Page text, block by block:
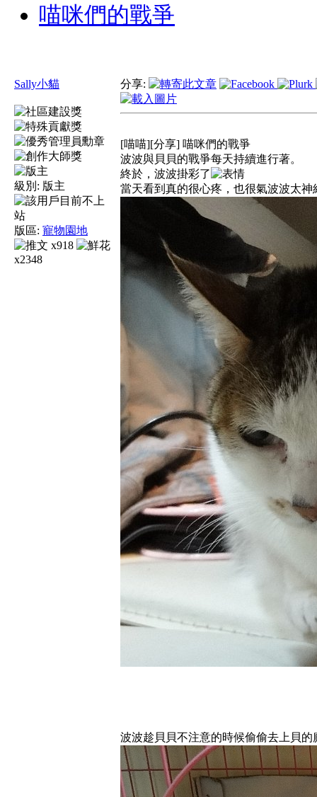
喵咪們的戰爭
Sally小貓
級別: 版主
版區: 寵物園地
x918
x2348
分享:
[喵喵][分享] 喵咪們的戰爭
波波與貝貝的戰爭每天持續進行著。
終於，波波掛彩了
當天看到真的很心疼，也很氣波波太
波波趁貝貝不注意的時候偷偷去上貝的